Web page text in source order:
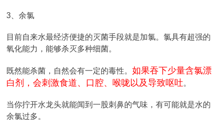
3、余氯
目前自来水最经济便捷的灭菌手段就是加氯。氯具有超强的
氧化能力，能够杀灭多种细菌。
既然能杀菌，自然会有一定的毒性。如果吞下少量含氯漂
白剂，会刺激食道、口腔、喉咙以及导致呕吐。
当你拧开水龙头就能闻到一股刺鼻的气味，有可能就是水的
余氯过多。